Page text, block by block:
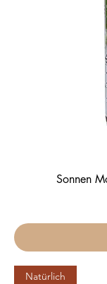
Sonnen
Natürlich